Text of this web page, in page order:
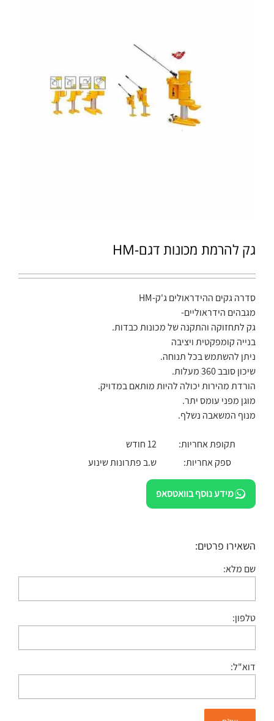
גק להרמת מכונות דגם-HM
סדרה גקים ההידראולים ג'ק-HM
מגבהים הידראוליים-
גק לתחזוקה והתקנה של מכונות כבדות.
בנייה קומפקטית ויציבה
ניתן להשתמש בכל תנוחה.
שיכון סובב 360 מעלות.
הורדת מהירות יכולה להיות מותאם במדויק.
מוגן מפני עומס יתר.
מנוף המשאבה נשלף.
תקופת אחריות:
12 חודש
ספק אחריות:
ש.ב פתרונות שינוע
מידע נוסף בוואטסאפ
השאירו פרטים:
שם מלא:
טלפון:
דוא"ל: